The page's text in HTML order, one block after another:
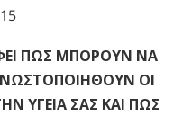
Σουηδικά
繁體中文 (Κινεζικά)
Νεπαλέζικα
ΠΩΣ ΜΠΟΡΟΥΝ ΝΑ
ΟΙ
ΥΓΕΙΑ ΣΑΣ ΚΑΙ ΠΩΣ